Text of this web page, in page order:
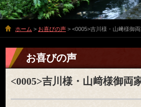
ホーム > お喜びの声 > <0005>吉川様・山﨑様御
お喜びの声
<0005>吉川様・山﨑様御両